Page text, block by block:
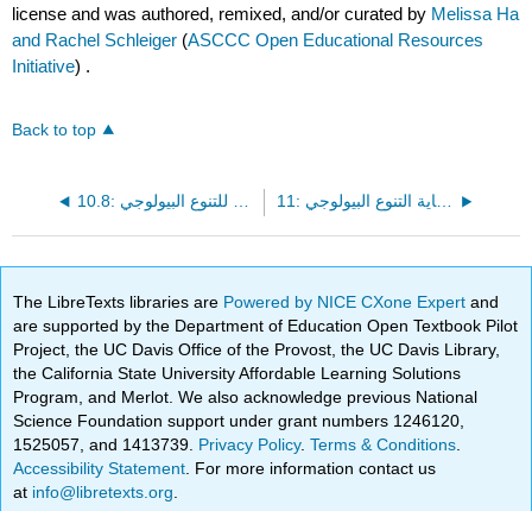
license and was authored, remixed, and/or curated by Melissa Ha
and Rachel Schleiger (ASCCC Open Educational Resources
Initiative) .
Back to top
10.8: الغوص في البيانات - التهديدات للتنوع البيولوجي 11: حماية التنوع البيولوجي
The LibreTexts libraries are Powered by NICE CXone Expertand
are supported by the Department of Education Open Textbook Pilot
Project, the UC Davis Office of the Provost, the UC Davis Library,
the California State University Affordable Learning Solutions
Program, and Merlot. We also acknowledge previous National
Science Foundation support under grant numbers 1246120,
1525057, and 1413739. Privacy Policy.Terms & Conditions
Accessibility Statement . For more information contact us
at info@libretexts.org